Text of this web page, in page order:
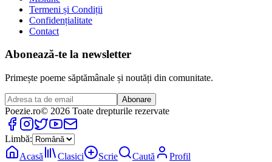
Termeni și Condiții
Confidențialitate
Contact
Abonează-te la newsletter
Primește poeme săptămânale și noutăți din comunitate.
Abonare
Poezie.ro© 2026 Toate drepturile rezervate
Limbă:
Acasă
Clasici Scrie Caută Profil